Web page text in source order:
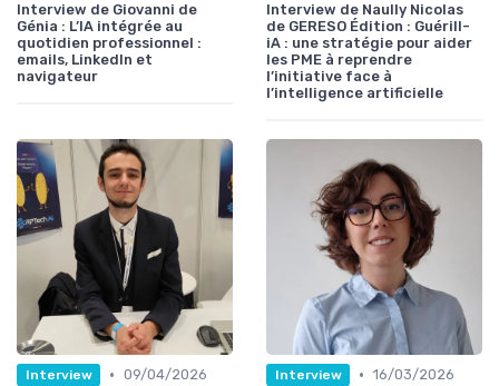
Interview de Giovanni de
Génia : L’IA intégrée au
quotidien professionnel :
emails, LinkedIn et
navigateur
Interview de Naully Nicolas
de GERESO Édition : Guérill-
iA : une stratégie pour aider
les PME à reprendre
l’initiative face à
l’intelligence artificielle
Interview • 09/04/2026
Interview • 16/03/2026